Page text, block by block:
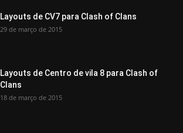
Layouts de CV7 para Clash of Clans
29 de março de 2015
Layouts de Centro de vila 8 para Clash of
Clans
18 de março de 2015